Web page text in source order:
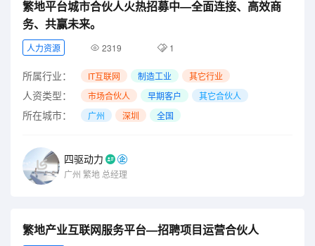
繁地平台城市合伙人火热招募中—全面连接、高效商
务、共赢未来。
人力资源 2319 1
所属行业： IT互联网 制造工业 其它行业
人资类型： 市场合伙人 早期客户 其它合伙人
所在城市： 广州 深圳 全国
四驱动力
广州 繁地 总经理
繁地产业互联网服务平台—招聘项目运营合伙人